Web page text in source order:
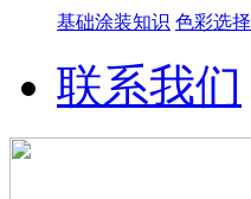
基础涂装知识 色彩选择
联系我们